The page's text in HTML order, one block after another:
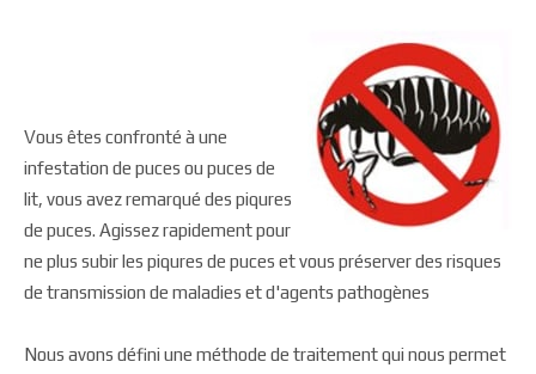
Vous êtes confronté à une
infestation de puces ou puces de
lit, vous avez remarqué des piqures
de puces. Agissez rapidement pour
ne plus subir les piqures de puces et vous préserver des risques
de transmission de maladies et d'agents pathogènes
Nous avons défini une méthode de traitement qui nous permet